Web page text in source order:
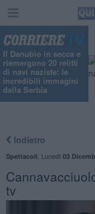
Il Danubio in secca e
riemergono 20 relitti
di navi naziste: le
incredibili immagini
dalla Serbia
Indietro
Spettacoli Lunedì 03
tv